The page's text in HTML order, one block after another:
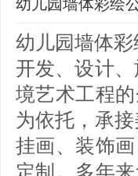
幼儿园墙体彩绘
幼儿园墙体
开发、设计
境艺术工程
为依托，承
挂画、装饰
定制。多年